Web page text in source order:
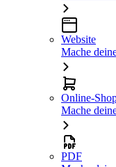
Website
Mache
Online-
Mache
PDF